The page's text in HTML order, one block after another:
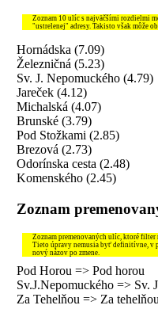
Zoznam 10 ulíc s najväčšími rozdielmi
"ustrelenej" adresy. Takisto však môže
Hornádska (7.09)
Železničná (5.23)
Sv. J. Nepomuckého (4.79)
Jareček (4.12)
Michalská (4.07)
Brunské (3.79)
Pod Stožkami (2.85)
Brezová (2.73)
Odorínska cesta (2.48)
Komenského (2.45)
Zoznam
Zoznam premenovaných ulíc, ktoré
Tieto úpravy nemusia byť definitívne, v
nový názov po zmene.
Pod Horou => Pod horou
Sv.J.Nepomuckého => Sv.
Za Tehelňou => Za tehelňou